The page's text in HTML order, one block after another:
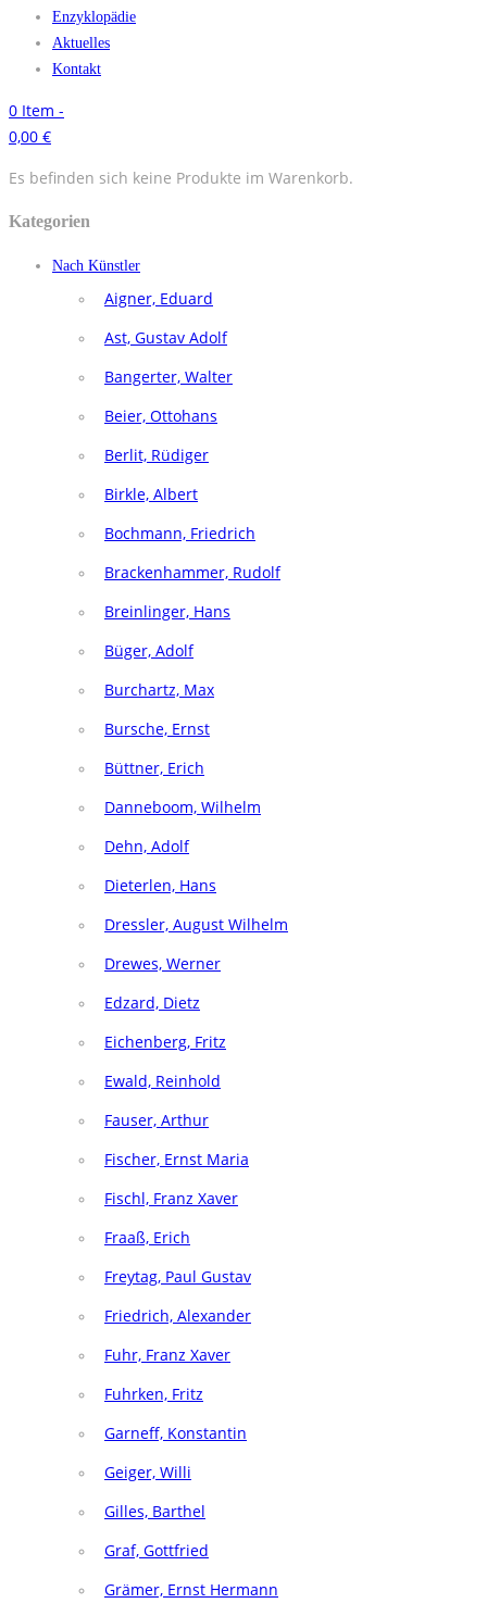
Enzyklopädie
Aktuelles
Kontakt
0 Item -
0,00 €
Es befinden sich keine Produkte im Warenkorb.
Kategorien
Nach Künstler
Aigner, Eduard
Ast, Gustav Adolf
Bangerter, Walter
Beier, Ottohans
Berlit, Rüdiger
Birkle, Albert
Bochmann, Friedrich
Brackenhammer, Rudolf
Breinlinger, Hans
Büger, Adolf
Burchartz, Max
Bursche, Ernst
Büttner, Erich
Danneboom, Wilhelm
Dehn, Adolf
Dieterlen, Hans
Dressler, August Wilhelm
Drewes, Werner
Edzard, Dietz
Eichenberg, Fritz
Ewald, Reinhold
Fauser, Arthur
Fischer, Ernst Maria
Fischl, Franz Xaver
Fraaß, Erich
Freytag, Paul Gustav
Friedrich, Alexander
Fuhr, Franz Xaver
Fuhrken, Fritz
Garneff, Konstantin
Geiger, Willi
Gilles, Barthel
Graf, Gottfried
Grämer, Ernst Hermann